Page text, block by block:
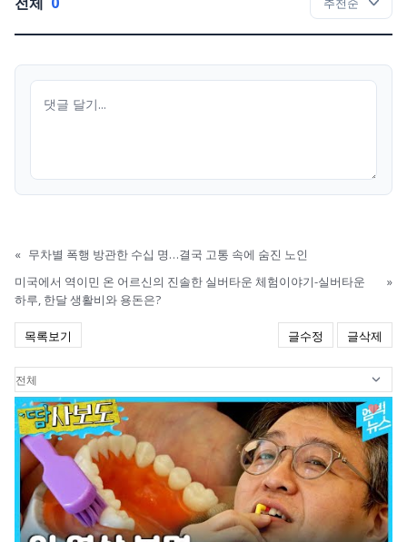
« 무차별 폭행 방관한 수십 명…결국 고통 속에 숨진 노인
미국에서 역이민 온 어르신의 진솔한 실버타운 체험이야기-실버타운
하루, 한달 생활비와 용돈은?
»
목록보기 글수정 글삭제
1